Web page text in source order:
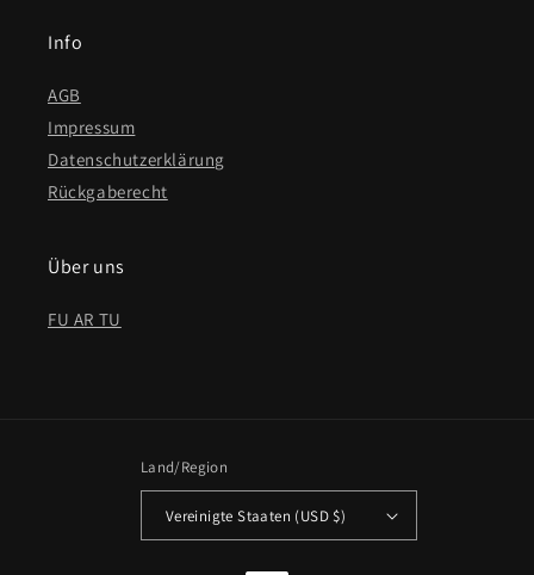
Info
AGB
Impressum
Datenschutzerklärung
Rückgaberecht
Über uns
FU AR TU
Land/Region
Vereinigte Staaten (USD $)